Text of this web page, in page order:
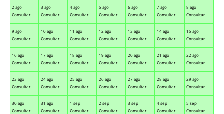
2 ago
Consultar
3 ago
Consultar
4 ago
Consultar
5 ago
Consultar
6 ago
Consultar
7 ago
Consultar
8 ago
Consultar
9 ago
Consultar
10 ago
Consultar
11 ago
Consultar
12 ago
Consultar
13 ago
Consultar
14 ago
Consultar
15 ago
Consultar
16 ago
Consultar
17 ago
Consultar
18 ago
Consultar
19 ago
Consultar
20 ago
Consultar
21 ago
Consultar
22 ago
Consultar
23 ago
Consultar
24 ago
Consultar
25 ago
Consultar
26 ago
Consultar
27 ago
Consultar
28 ago
Consultar
29 ago
Consultar
30 ago
Consultar
31 ago
Consultar
1 sep
Consultar
2 sep
Consultar
3 sep
Consultar
4 sep
Consultar
5 sep
Consultar